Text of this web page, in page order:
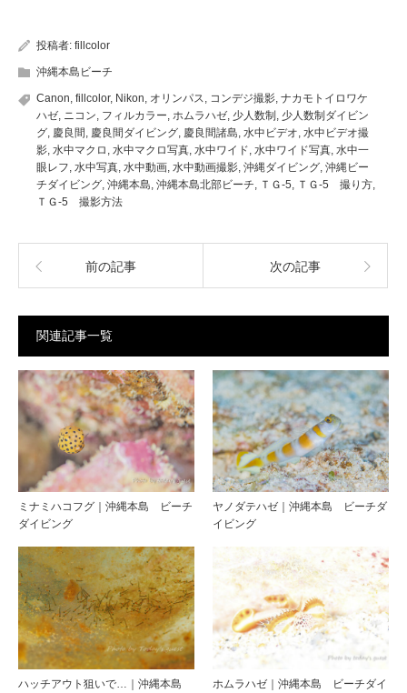
投稿者: fillcolor
沖縄本島ビーチ
Canon fillcolor, Nikon オリンパス コンデジ撮影 ナカモトイロワケ
ハゼ ニコン フィルカラー ホムラハゼ 少人数制 少人数制ダイビン
グ 慶良間 慶良間ダイビング 慶良間諸島 水中ビデオ 水中ビデオ撮
影 水中マクロ 水中マクロ写真 水中ワイド 水中ワイド写真 水中一
眼レフ 水中写真 水中動画 水中動画撮影 沖縄ダイビング 沖縄ビー
チダイビング 沖縄本島 沖縄本島北部ビーチ ＴＧ-5 ＴＧ-5 撮り方
ＴＧ-5 撮影方法
前の記事 次の記事
関連記事一覧
ミナミハコフグ｜沖縄本島 ビーチ
ダイビング
ヤノダテハゼ｜沖縄本島 ビーチダ
イビング
ハッチアウト狙いで…｜沖縄本島
ホムラハゼ｜沖縄本島 ビーチダイ